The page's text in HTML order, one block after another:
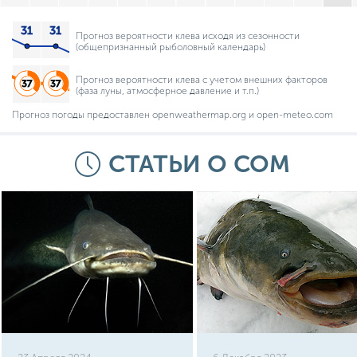
Прогноз вероятности клева исходя из сезонности
(общепризнанный рыболовный календарь)
Прогноз вероятности клева с учетом внешних факторов
(фаза луны, атмосферное давление и т.п.)
Прогноз погоды предоставлен openweathermap.org и open-meteo.com
СТАТЬИ О СОМ